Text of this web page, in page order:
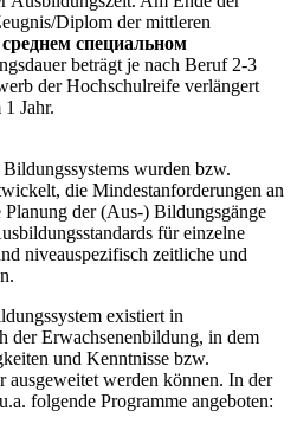
Diplom der mittleren
специальном
beträgt je nach Beruf 2-3
der Hochschulreife verlängert
Jahr.
wurden bzw.
die Mindestanforderungen an
der (Aus-) Bildungsgänge
für einzelne
niveauspezifisch zeitliche und
existiert in
der Erwachsenenbildung, in dem
und Kenntnisse bzw.
werden können. In der
folgende Programme angeboten: